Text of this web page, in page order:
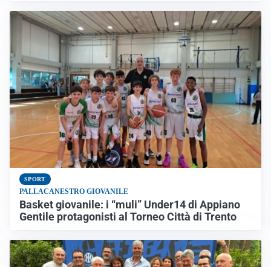
SPORT
PALLACANESTRO GIOVANILE
Basket giovanile: i “muli” Under14 di Appiano
Gentile protagonisti al Torneo Città di Trento